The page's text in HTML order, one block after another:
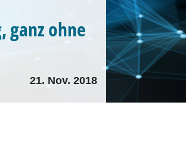
ganz ohne
21. Nov. 2018